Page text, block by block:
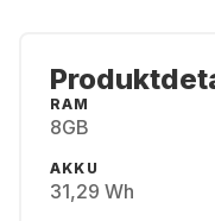
RAM
8GB
AKKU
31,29 Wh